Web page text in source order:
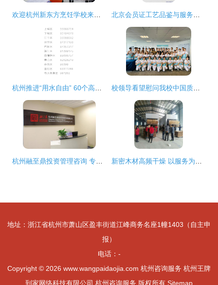
地址：浙江省杭州市萧山区盈丰街道江峰商务名座1幢1403（自主申
报）
电话：-
Copyright © 2026 www.wangpaidaojia.com 杭州咨询服务 杭州王牌
到家网络科技有限公司 杭州咨询服务 版权所有 Sitemap